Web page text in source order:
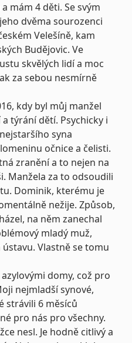
mám 4 děti. Se svým
dvěma sourozenci
Velešíně, kam
Budějovic. Ve
skvělých lidí a moc
za sebou nesmírně
kdy byl můj manžel
týrání dětí. Psychicky i
syna
očnice a čelisti.
zranění a to nejen na
Manžela za to odsoudili
Dominik, kterému je
nežije. Způsob,
na něm zanechal
mladý muž,
Vlastně se tomu
domy, což pro
nejmladší synové,
strávili 6 měsíců
pro nás pro všechny.
nesl. Je hodně citlivý a